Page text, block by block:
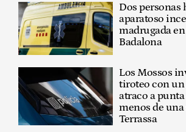
Dos personas
aparatoso
madrugada
Badalona
Los Mossos
tiroteo con un
atraco a
menos de
Terrassa